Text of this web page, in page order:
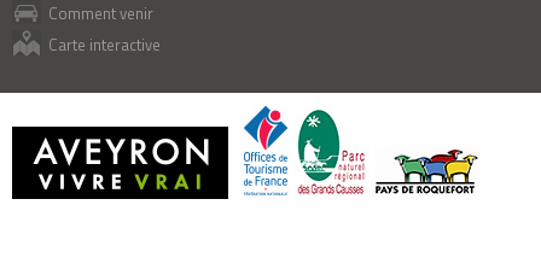
Comment venir
Carte interactive